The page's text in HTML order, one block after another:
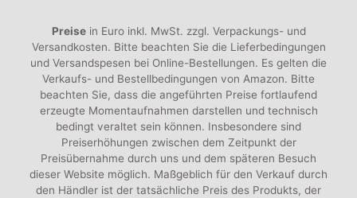
Preisein Euro inkl. MwSt. zzgl. Verpackungs- und
Versandkosten. Bitte beachten Sie die Lieferbedingungen
und Versandspesen bei Online-Bestellungen. Es gelten die
Verkaufs- und Bestellbedingungen von Amazon. Bitte
beachten Sie, dass die angeführten Preise fortlaufend
erzeugte Momentaufnahmen darstellen und technisch
bedingt veraltet sein können. Insbesondere sind
Preiserhöhungen zwischen dem Zeitpunkt der
Preisübernahme durch uns und dem späteren Besuch
dieser Website möglich. Maßgeblich für den Verkauf durch
den Händler ist der tatsächliche Preis des Produkts, der